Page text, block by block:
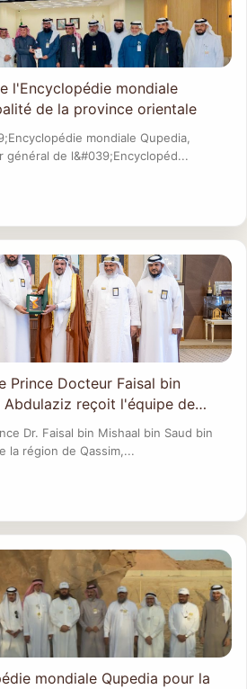
l'Encyclopédie mondiale
de la province orientale
mondiale Qupedia,
de l&#039;Encyclopéd...
Prince Docteur Faisal bin
Abdulaziz reçoit l'équipe de
Dr. Faisal bin Mishaal bin Saud bin
la région de Qassim,...
mondiale Qupedia pour la